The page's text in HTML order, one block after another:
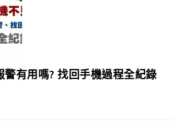
警有用嗎? 找回手機過程全紀錄